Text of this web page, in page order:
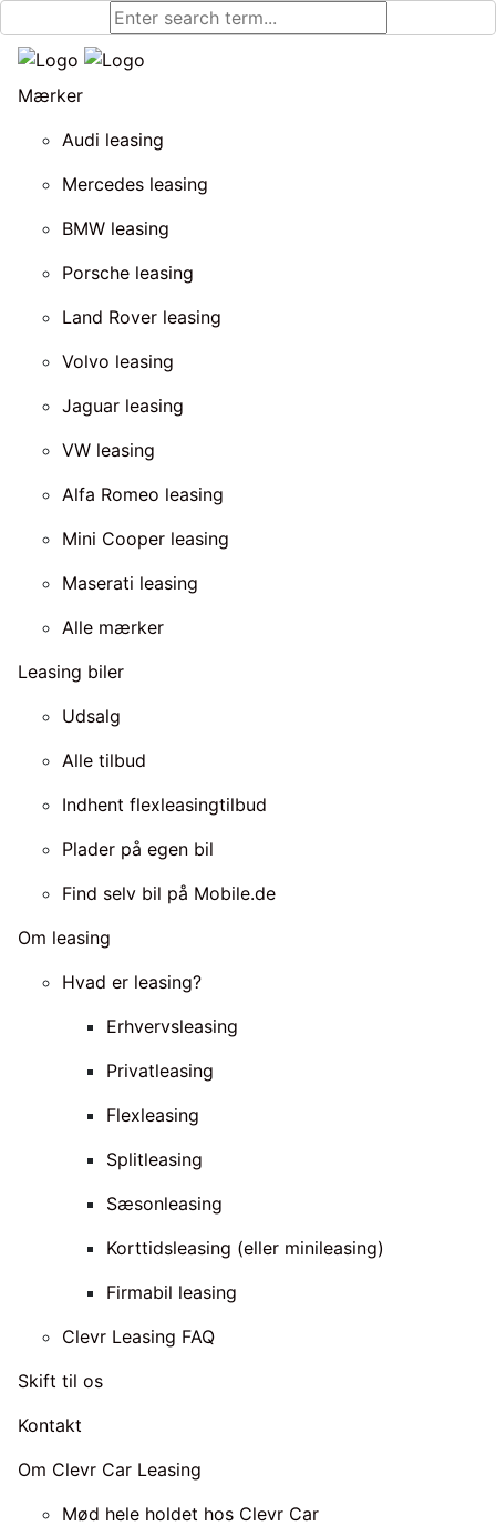
Mærker
Audi leasing
Mercedes leasing
BMW leasing
Porsche leasing
Land Rover leasing
Volvo leasing
Jaguar leasing
VW leasing
Alfa Romeo leasing
Mini Cooper leasing
Maserati leasing
Alle mærker
Leasing biler
Udsalg
Alle tilbud
Indhent flexleasingtilbud
Plader på egen bil
Find selv bil på Mobile.de
Om leasing
Hvad er leasing?
Erhvervsleasing
Privatleasing
Flexleasing
Splitleasing
Sæsonleasing
Korttidsleasing (eller minileasing)
Firmabil leasing
Clevr Leasing FAQ
Skift til os
Kontakt
Om Clevr Car Leasing
Mød hele holdet hos Clevr Car